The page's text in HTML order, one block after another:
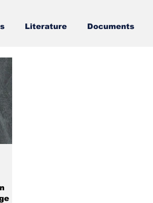
Literature Documents